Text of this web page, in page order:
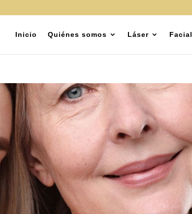
Inicio Quiénes somos Láser Facial